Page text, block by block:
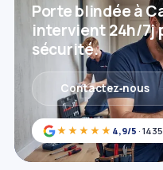
★★★★★ 4,9/5 ·
Porte blindée à
intervient 24h/7j
sécurité.
Contactez‑nous